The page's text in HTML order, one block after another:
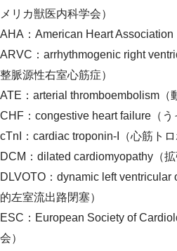
メリカ獣医内科学会）
AHA：American Heart Association
ARVC：arrhythmogenic right
整脈源性右室心筋症）
ATE：arterial thromboembolism（
CHF：congestive heart failure（う
cTnI：cardiac troponin-I（心筋トロ
DCM：dilated cardiomyopathy（拡
DLVOTO：dynamic left ventricular
的左室流出路閉塞）
ESC：European Society of
会）